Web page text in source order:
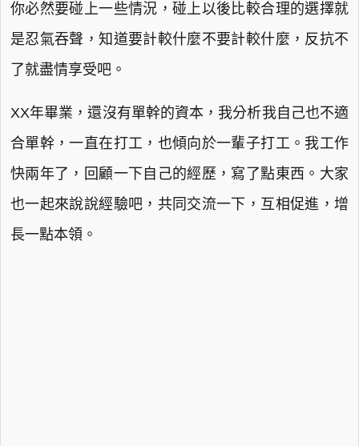
你必然要碰上一些情況，碰上以後比較合理的選擇就
是忍氣吞聲，知道要計較什麼不要計較什麼，反抗不
了就盡情享受吧。
XX年畢業，還沒有單幹的資本，我分析我自己也不適
合單幹，一直在打工，也傾向於一輩子打工。我工作
快兩年了，回顧一下自己的經歷，寫了點東西。大家
也一起來說說經驗吧，共同交流一下，互相促進，增
長一點本領。